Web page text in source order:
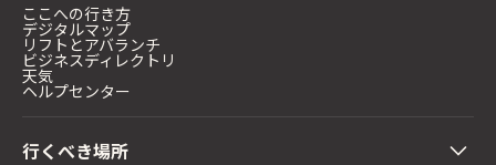
ここへの行き方
デジタルマップ
リフトとアバランチ
ビジネスディレクトリ
天気
ヘルプセンター
行くべき場所